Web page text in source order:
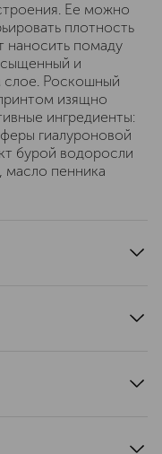
Ее можно
плотность
наносить помаду
и
слое. Роскошный
изящно
ингредиенты:
гиалуроновой
бурой водоросли
масло пенника
170707
подчеркните
PALMITATE,